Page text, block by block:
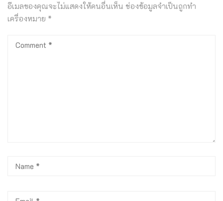
อีเมลของคุณจะไม่แสดงให้คนอื่นเห็น ช่องข้อมูลจำเป็นถูกทำ
เครื่องหมาย *